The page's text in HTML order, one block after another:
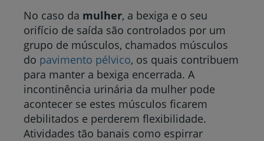
No caso da mulher, a bexiga e o seu
orifício de saída são controlados por um
grupo de músculos, chamados músculos
do pavimento pélvico, os quais contribuem
para manter a bexiga encerrada. A
incontinência urinária da mulher pode
acontecer se estes músculos ficarem
debilitados e perderem flexibilidade.
Atividades tão banais como espirrar